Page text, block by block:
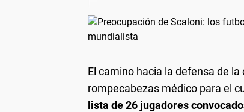
El camino hacia la defensa de
rompecabezas médico para el
lista de 26 jugadores